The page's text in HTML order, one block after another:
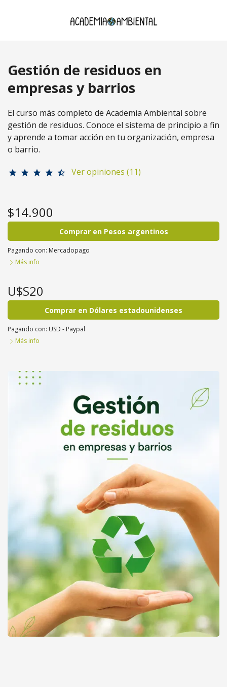
Gestión de residuos en
empresas y barrios
El curso más completo de Academia Ambiental sobre
gestión de residuos. Conoce el sistema de principio a fin
y aprende a tomar acción en tu organización, empresa
o barrio.
star star star star star_half Ver opiniones (11)
$14.900
Comprar en Pesos argentinos
Pagando con: Mercadopago
Más info
U$S20
Comprar en Dólares estadounidenses
Pagando con: USD - Paypal
Más info